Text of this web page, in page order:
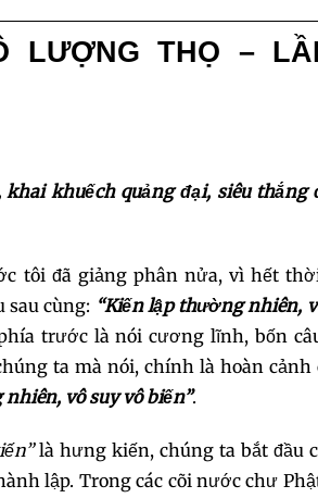
LƯỢNG THỌ –
khai khuếch quảng đại, siêu
tôi đã giảng phân nửa, vì hết
sau cùng: “Kiến lập thường nhiên,
trước là nói cương lĩnh, bốn
ta mà nói, chính là hoàn cảnh
vô suy vô biến”.
là hưng kiến, chúng ta bắt đầu
lập. Trong các cõi nước chư